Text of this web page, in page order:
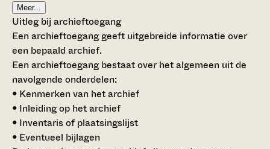
Meer...
Uitleg bij archieftoegang
Een archieftoegang geeft uitgebreide informatie over
een bepaald archief.
Een archieftoegang bestaat over het algemeen uit de
navolgende onderdelen:
• Kenmerken van het archief
• Inleiding op het archief
• Inventaris of plaatsingslijst
• Eventueel bijlagen